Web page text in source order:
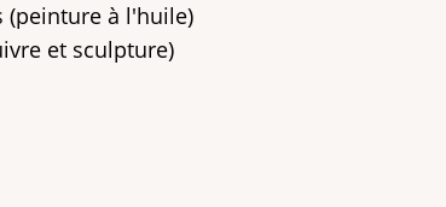
(peinture à l'huile)
et sculpture)